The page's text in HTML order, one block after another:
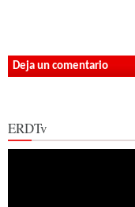
Deja un comentario
ERDTv